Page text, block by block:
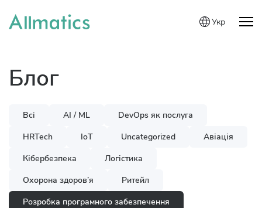
Укр
Блог
Всі AI / ML
DevOps як послуга
HRTech
IoT Uncategorized
Авіація
Кібербезпека
Логістика
Охорона здоров’я
Ритейл
Розробка програмного забезпечення